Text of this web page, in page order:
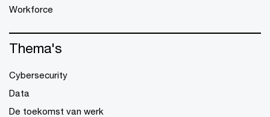
Workforce
Thema's
Cybersecurity
Data
De toekomst van werk